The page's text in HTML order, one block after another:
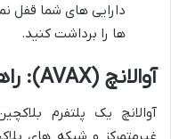
دارایی های شما قفل
ها را برداشت کنید.
آوالانچ (AVAX): راهکاری قدرتمند برای DeFi
آوالانچ یک پلتفرم